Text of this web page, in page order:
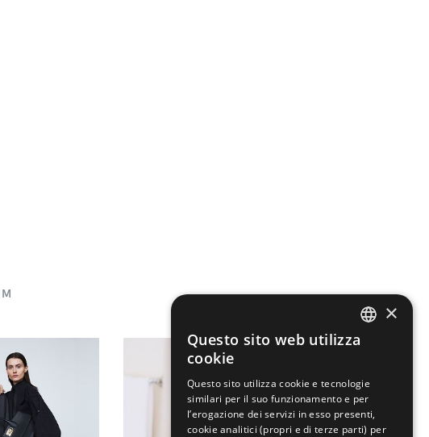
×
Questo sito web utilizza
cookie
Questo sito utilizza cookie e tecnologie
similari per il suo funzionamento e per
l’erogazione dei servizi in esso presenti,
cookie analitici (propri e di terze parti) per